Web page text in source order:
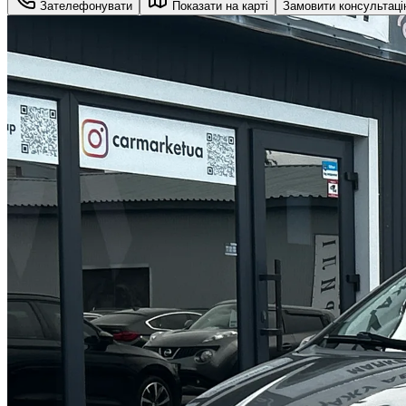
Зателефонувати Показати на карті Замовити